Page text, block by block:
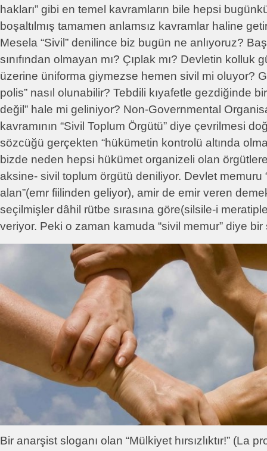
hakları” gibi en temel kavramların bile hepsi
boşaltılmış tamamen anlamsız kavramlar haline
Mesela “Sivil” denilince biz bugün ne anlıyoruz?
sınıfından olmayan mı? Çıplak mı? Devletin kolluk
üzerine üniforma giymezse hemen sivil mi oluyor?
polis” nasıl olunabilir? Tebdili kıyafetle gezdiğinde
değil” hale mi geliniyor? Non-Governmental
kavramının “Sivil Toplum Örgütü” diye çevrilmesi
sözcüğü gerçekten “hükümetin kontrolü altında
bizde neden hepsi hükümet organizeli olan
aksine- sivil toplum örgütü deniliyor. Devlet memuru
alan”(emr fiilinden geliyor), amir de emir veren
seçilmişler dâhil rütbe sırasına göre(silsile-i
veriyor. Peki o zaman kamuda “sivil memur” diye
Bir anarşist sloganı olan “Mülkiyet hırsızlıktır!” (La